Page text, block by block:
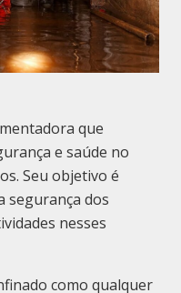
que
e saúde no
Seu objetivo é
segurança dos
nesses
como qualquer